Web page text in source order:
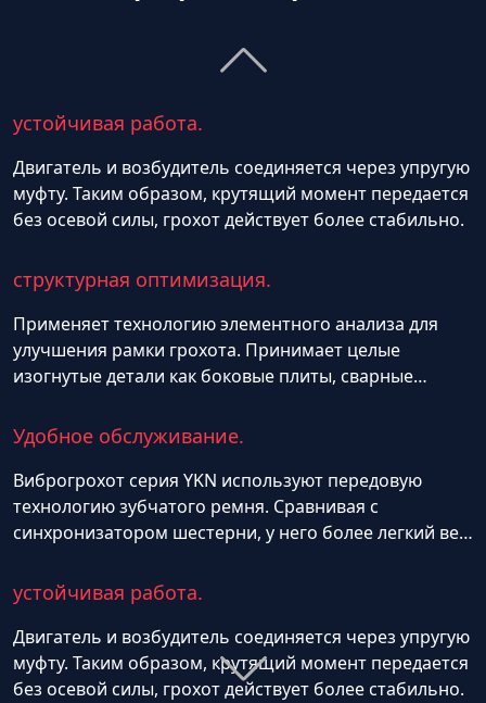
устойчивая работа.
Двигатель и возбудитель соединяется через упругую
муфту. Таким образом, крутящий момент передается
без осевой силы, грохот действует более стабильно.
структурная оптимизация.
Применяет технологию элементного анализа для
улучшения рамки грохота. Принимает целые
изогнутые детали как боковые плиты, сварные
убавления количества эксцентричного блока
удовлетворяет разные требования центробежной
силы, пригодится к разному требованию амплитуда.
Удобное обслуживание.
Виброгрохот серия YKN используют передовую
технологию зубчатого ремня. Сравнивая с
синхронизатором шестерни, у него более легкий вес
внешнего эксцентричного болта как возбудитель.
Сравнивая с другими видами возбудителя, как
эксцентричный вал, внешний эксцентричный блок
более удобно в ремонте. Возбудители соединяется
друг с другом через универсальный шарнир, очень
устойчивая работа.
Двигатель и возбудитель соединяется через упругую
муфту. Таким образом, крутящий момент передается
без осевой силы, грохот действует более стабильно.